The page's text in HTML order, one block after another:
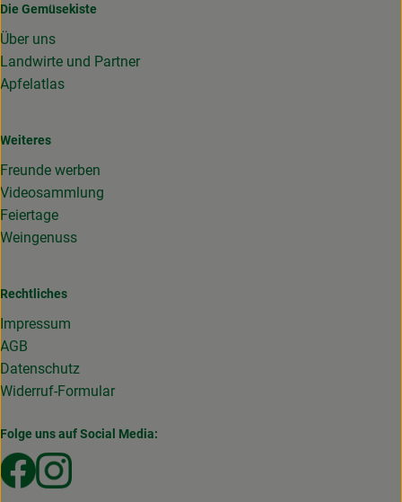
Die Gemüsekiste
Über uns
Landwirte und Partner
Apfelatlas
Weiteres
Freunde werben
Videosammlung
Feiertage
Weingenuss
Rechtliches
Impressum
AGB
Datenschutz
Widerruf-Formular
Folge uns auf Social Media:
Externer Link zu https://www.facebook.com/
Externer Link zu https://www.instagram.com/